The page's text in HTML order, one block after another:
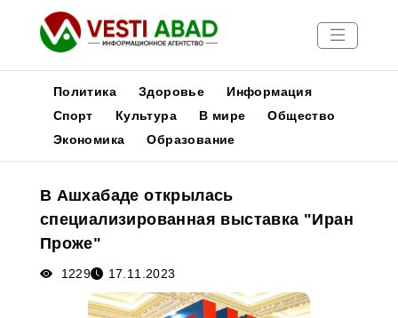
Новости
Медиа
Афиша
Политика Здоровье
Информация
Спорт
Культура В мире
Общество
Экономика
Образование
В Ашхабаде открылась
специализированная выставка "Иран
Проже"
1229 17.11.2023